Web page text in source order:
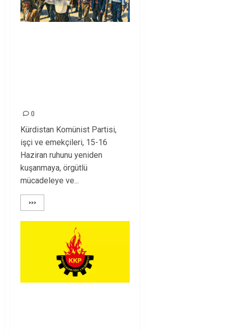
0
Kürdistan Komünist Partisi,
işçi ve emekçileri, 15-16
Haziran ruhunu yeniden
kuşanmaya, örgütlü
mücadeleye ve...
>>>